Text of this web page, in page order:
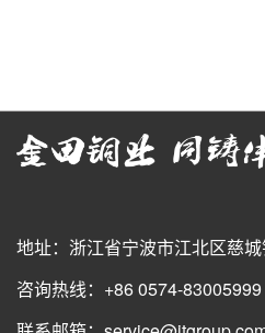
地址：浙江省宁波市江北区慈
咨询热线：+86 0574-83005999